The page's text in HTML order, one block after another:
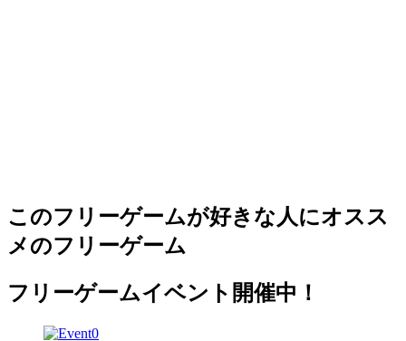
このフリーゲームが好きな人にオスス
メのフリーゲーム
フリーゲームイベント開催中！